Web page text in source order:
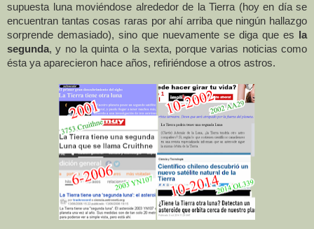
supuesta luna moviéndose alrededor de la Tierra (hoy en día se
encuentran tantas cosas raras por ahí arriba que ningún hallazgo
sorprende demasiado), sino que nuevamente se diga que es
la
segunda, y no la quinta o la sexta, porque varias noticias como
ésta ya aparecieron hace años, refiriéndose a otros astros.